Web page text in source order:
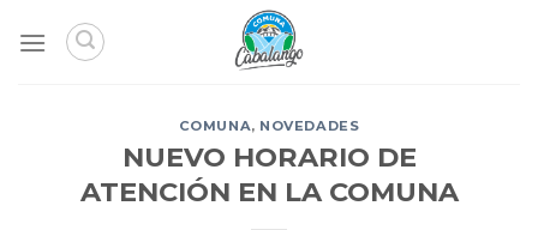
COMUNA, NOVEDADES
NUEVO HORARIO DE
ATENCIÓN EN LA COMUNA